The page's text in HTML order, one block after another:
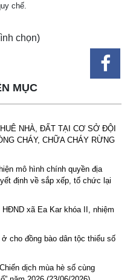
chế.
chọn)
MỤC
NHÀ, ĐẤT TẠI CƠ SỞ ĐỘI
CHÁY, CHỮA CHÁY RỪNG
mô hình chính quyền địa
định về sắp xếp, tổ chức lại
xã Ea Kar khóa II, nhiệm
cho đồng bào dân tộc thiểu số
dịch mùa hè số cùng
dụng lao động đi làm việc